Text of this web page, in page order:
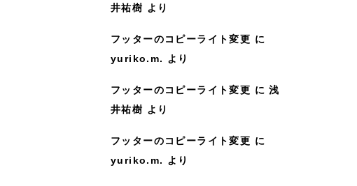
井祐樹 より
フッターのコピーライト変更 に
yuriko.m.
より
フッターのコピーライト変更 に浅
井祐樹 より
フッターのコピーライト変更 に
yuriko.m.
より